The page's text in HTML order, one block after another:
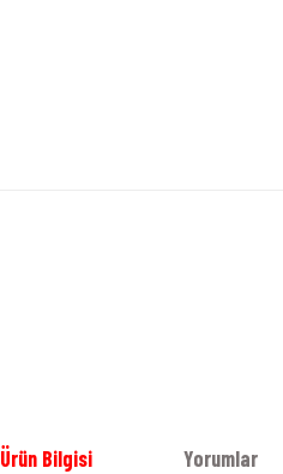
Ürün Bilgisi Yorumlar